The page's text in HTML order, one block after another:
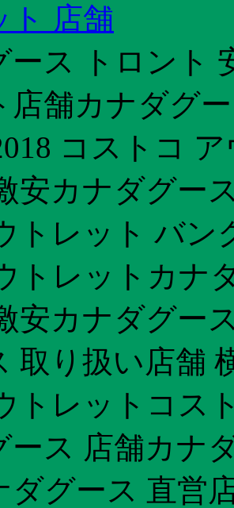
ト 店舗
ース トロント
店舗カナダグ
コストコ
安カナダグー
トレット バン
トレットカナ
安カナダグー
取り扱い店舗
トレットコス
ース 店舗カナ
ダグース 直営